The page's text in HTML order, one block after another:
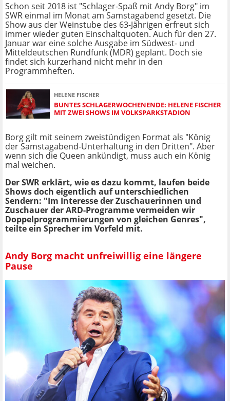
Schon seit 2018 ist "Schlager-Spaß mit Andy Borg" im
SWR einmal im Monat am Samstagabend gesetzt. Die
Show aus der Weinstube des 63-Jährigen erfreut sich
immer wieder guten Einschaltquoten. Auch für den 27.
Januar war eine solche Ausgabe im Südwest- und
Mitteldeutschen Rundfunk (MDR) geplant. Doch sie
findet sich kurzerhand nicht mehr in den
Programmheften.
HELENE FISCHER
BUNTES SCHLAGERWOCHENENDE: HELENE FISCHER
MIT ZWEI SHOWS IM VOLKSPARKSTADION
Borg gilt mit seinem zweistündigen Format als "König
der Samstagabend-Unterhaltung in den Dritten". Aber
wenn sich die Queen ankündigt, muss auch ein König
mal weichen.
Der SWR erklärt, wie es dazu kommt, laufen beide
Shows doch eigentlich auf unterschiedlichen
Sendern: "Im Interesse der Zuschauerinnen und
Zuschauer der ARD-Programme vermeiden wir
Doppelprogrammierungen von gleichen Genres",
teilte ein Sprecher im Vorfeld mit.
Andy Borg macht unfreiwillig eine längere
Pause